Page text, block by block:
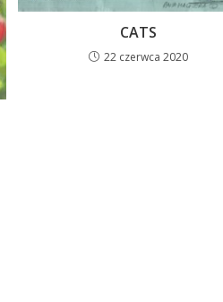
CATS
22 czerwca 2020